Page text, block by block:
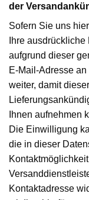
der
Sofern Sie uns
Ihre
aufgrund dieser
E-Mail-Adresse
weiter, damit
Ihnen aufnehmen
Die Einwilligung
die in dieser
Kontaktadresse